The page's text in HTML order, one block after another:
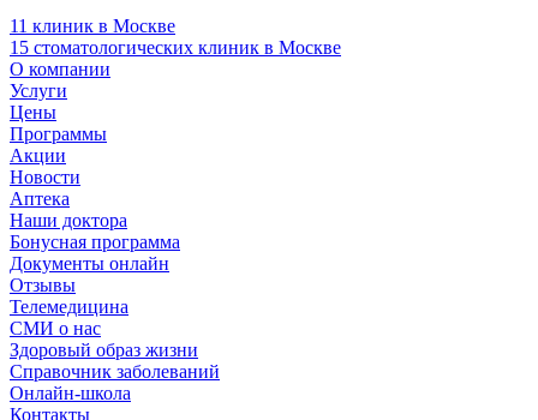
11 клиник в Москве
15 стоматологических клиник в Москве
О компании
Услуги
Цены
Программы
Акции
Новости
Аптека
Наши доктора
Бонусная программа
Документы онлайн
Отзывы
Телемедицина
СМИ о нас
Здоровый образ жизни
Справочник заболеваний
Онлайн-школа
Контакты